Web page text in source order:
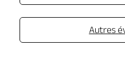
Autres